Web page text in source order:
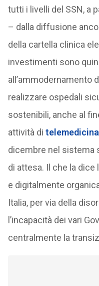
tutti i livelli del SSN, a
– dalla diffusione
della cartella clinica
investimenti sono
all’ammodernamento
realizzare ospedali
sostenibili, anche al
attività di telemedicina
dicembre nel sistema
di attesa. Il che la
e digitalmente
Italia, per via della
l’incapacità dei vari
centralmente la